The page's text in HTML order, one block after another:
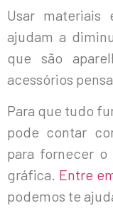
Usar materiais
ajudam a
que são
acessórios
Para que tudo
pode contar
para fornecer
gráfica. Entre
podemos te